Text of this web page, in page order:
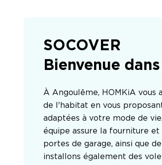
SOCOVER
Bienvenue
À Angoulême, HOMKiA vous
de l'habitat en vous
adaptées à votre mode de
équipe assure la fourniture
portes de garage, ainsi que
installons également des